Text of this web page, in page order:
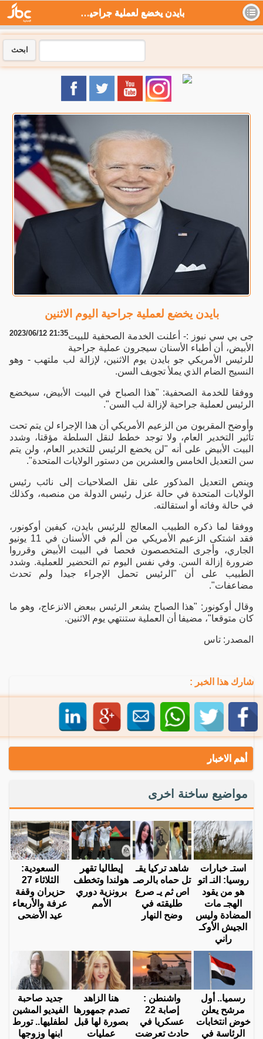
بايدن يخضع لعملية جراحية اليوم الاثنين - جي بي سي نيوز
ابحث
بايدن يخضع لعملية جراحية اليوم الاثنين
2023/06/12 21:35جى بي سي نيوز :- أعلنت الخدمة الصحفية للبيت
الأبيض، أن أطباء الأسنان سيجرون عملية جراحية
للرئيس الأمريكي جو بايدن يوم الاثنين، لإزالة لب ملتهب - وهو
النسيج الضام الذي يملأ تجويف السن.
ووفقا للخدمة الصحفية: "هذا الصباح في البيت الأبيض، سيخضع
الرئيس لعملية جراحية لإزالة لب السن".
وأوضح المقربون من الزعيم الأمريكي أن هذا الإجراء لن يتم تحت
تأثير التخدير العام، ولا توجد خطط لنقل السلطة مؤقتا، وشدد
البيت الأبيض على أنه "لن يخضع الرئيس للتخدير العام، ولن يتم
سن التعديل الخامس والعشرين من دستور الولايات المتحدة".
وينص التعديل المذكور على نقل الصلاحيات إلى نائب رئيس
الولايات المتحدة في حالة عزل رئيس الدولة من منصبه، وكذلك
في حالة وفاته أو استقالته.
ووفقا لما ذكره الطبيب المعالج للرئيس بايدن، كيفين أوكونور،
فقد اشتكى الزعيم الأمريكي من ألم في الأسنان في 11 يونيو
الجاري، وأجرى المتخصصون فحصا في البيت الأبيض وقرروا
ضرورة إزالة السن. وفي نفس اليوم تم التحضير للعملية. وشدد
الطبيب على أن "الرئيس تحمل الإجراء جيدا ولم تحدث
مضاعفات".
وقال أوكونور: "هذا الصباح يشعر الرئيس ببعض الانزعاج، وهو ما
كان متوقعا"، مضيفا أن العملية ستنتهي يوم الاثنين.
المصدر: تاس
شارك هذا الخبر :
أهم الاخبار
مواضيع ساخنة اخرى
استـ خبارات
روسيا: النـ اتو
هو من يقود
الهجـ مات
المضادة وليس
الجيش الأوكـ
راني
شاهد تركيا يقـ
تل حماه بالرصـ
اص ثم يـ صرع
طليقته في
وضح النهار
إيطاليا تقهر
هولندا وتخطف
برونزية دوري
الأمم
السعودية:
الثلاثاء 27
حزيران وقفة
عرفة والأربعاء
عيد الأضحى
رسميا.. أول
مرشح يعلن
خوض انتخابات
الرئاسة في
واشنطن :
إصابة 22
عسكريا في
حادث تعرضت
هنا الزاهد
تصدم جمهورها
بصورة لها قبل
عمليات
جديد صاحبة
الفيديو المشين
لطفليها.. تورط
ابنها وزوجها